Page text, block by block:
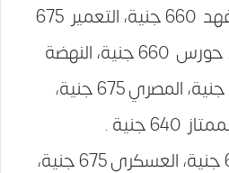
المهندس 760 جنية، الفهد 660 جنية، التعمير 675
جنية، أسيك 705 جنية، حورس 660 جنية، النهضة
685 جنية، الصخرة 660 جنية، المصري 675 جنية،
سعر أسمنت أسوان 665 جنية، العسكري 675 جنية،